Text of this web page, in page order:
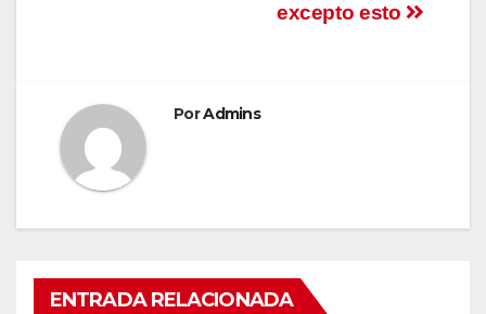
excepto esto
PorAdmins
ENTRADA RELACIONADA